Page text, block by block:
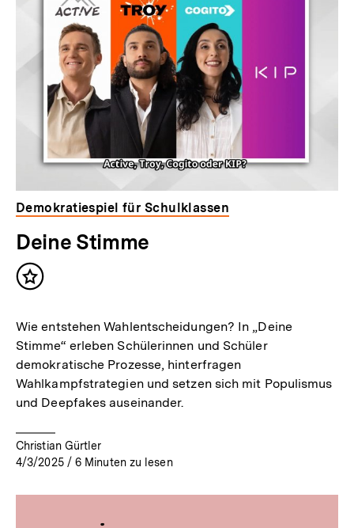
Demokratiespiel für Schulklassen
Deine Stimme
Inhalt
Wie entstehen Wahlentscheidungen? In „Deine
Stimme“ erleben Schülerinnen und Schüler
demokratische Prozesse, hinterfragen
Wahlkampfstrategien und setzen sich mit Populismus
und Deepfakes auseinander.
Christian Gürtler
4/3/2025 / 6 Minuten zu lesen